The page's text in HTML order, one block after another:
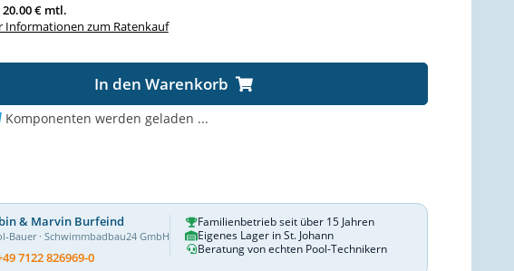
20.00 € mtl.
Informationen zum Ratenkauf
In den Warenkorb
Komponenten werden geladen ...
& Marvin Burfeind
Bauer · Schwimmbadbau24 GmbH
7122 826969-0
Familienbetrieb seit über 15 Jahren
Eigenes Lager in St. Johann
Beratung von echten Pool-Technikern